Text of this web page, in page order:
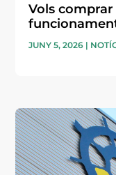
Vols
JUNY 5, 2026 |